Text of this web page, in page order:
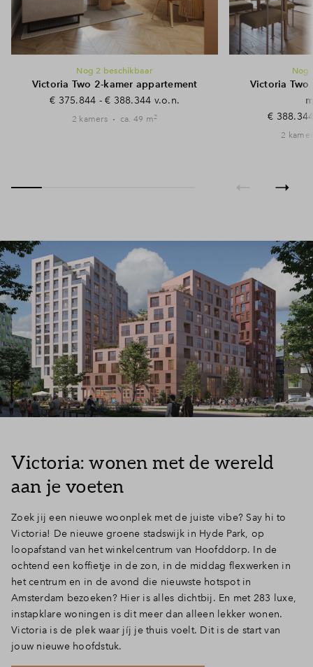
Nog 2 beschikbaar
Victoria Two 2-kamer appartement
€ 375.844 - € 388.344 v.o.n.
2 kamers ca. 49 m2
Victoria Two
€
2
Victoria: wonen met de wereld
aan je voeten
Zoek jij een nieuwe woonplek met de juiste vibe? Say hi to
Victoria! De nieuwe groene stadswijk in Hyde Park, op
loopafstand van het winkelcentrum van Hoofddorp. In de
ochtend een koffietje in de zon, in de middag flexwerken in
het centrum en in de avond die nieuwste hotspot in
Amsterdam bezoeken? Hier is alles dichtbij. En met 283 luxe,
instapklare woningen is dit meer dan alleen lekker wonen.
Victoria is de plek waar jíj je thuis voelt. Dit is de start van
jouw nieuwe hoofdstuk.